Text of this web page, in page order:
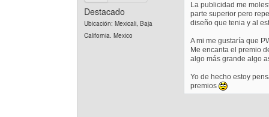
Destacado
Ubicación: Mexicali, Baja
California. Mexico
La publicidad me
parte superior pero
diseño que tenia y al
A mi me gustaría que
Me encanta el premio
algo más grande algo
Yo de hecho estoy
premios